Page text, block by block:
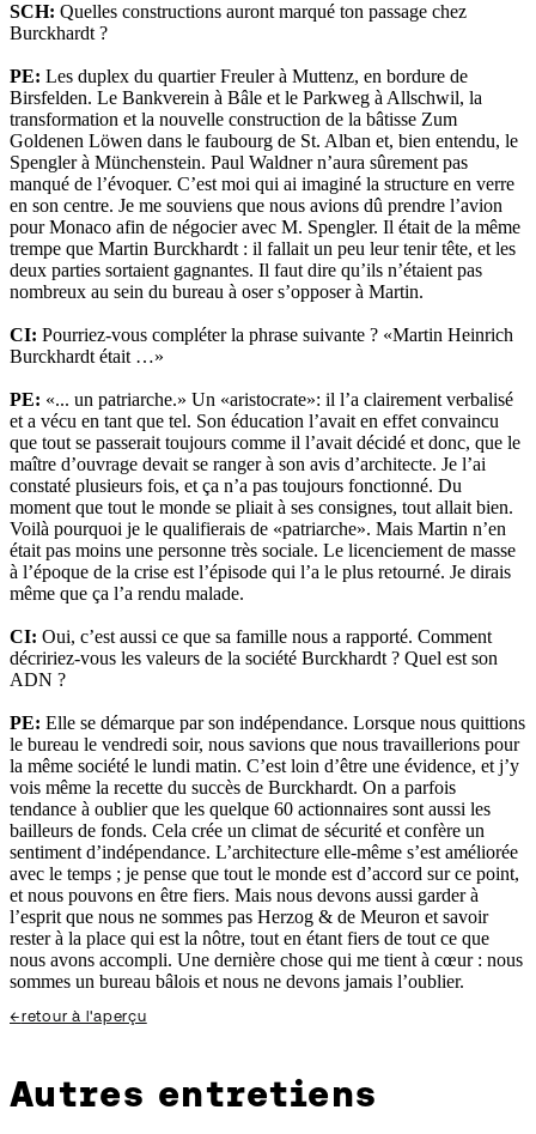
SCH: Quelles constructions auront marqué ton passage chez
Burckhardt ?
PE: Les duplex du quartier Freuler à Muttenz, en bordure de
Birsfelden. Le Bankverein à Bâle et le Parkweg à Allschwil, la
transformation et la nouvelle construction de la bâtisse Zum
Goldenen Löwen dans le faubourg de St. Alban et, bien entendu, le
Spengler à Münchenstein. Paul Waldner n’aura sûrement pas
manqué de l’évoquer. C’est moi qui ai imaginé la structure en verre
en son centre. Je me souviens que nous avions dû prendre l’avion
pour Monaco afin de négocier avec M. Spengler. Il était de la même
trempe que Martin Burckhardt : il fallait un peu leur tenir tête, et les
deux parties sortaient gagnantes. Il faut dire qu’ils n’étaient pas
nombreux au sein du bureau à oser s’opposer à Martin.
CI: Pourriez-vous compléter la phrase suivante ? «Martin Heinrich
Burckhardt était …»
PE: «... un patriarche.» Un «aristocrate»: il l’a clairement verbalisé
et a vécu en tant que tel. Son éducation l’avait en effet convaincu
que tout se passerait toujours comme il l’avait décidé et donc, que le
maître d’ouvrage devait se ranger à son avis d’architecte. Je l’ai
constaté plusieurs fois, et ça n’a pas toujours fonctionné. Du
moment que tout le monde se pliait à ses consignes, tout allait bien.
Voilà pourquoi je le qualifierais de «patriarche». Mais Martin n’en
était pas moins une personne très sociale. Le licenciement de masse
à l’époque de la crise est l’épisode qui l’a le plus retourné. Je dirais
même que ça l’a rendu malade.
CI: Oui, c’est aussi ce que sa famille nous a rapporté. Comment
décririez-vous les valeurs de la société Burckhardt ? Quel est son
ADN ?
PE: Elle se démarque par son indépendance. Lorsque nous quittions
le bureau le vendredi soir, nous savions que nous travaillerions pour
la même société le lundi matin. C’est loin d’être une évidence, et j’y
vois même la recette du succès de Burckhardt. On a parfois
tendance à oublier que les quelque 60 actionnaires sont aussi les
bailleurs de fonds. Cela crée un climat de sécurité et confère un
sentiment d’indépendance. L’architecture elle-même s’est améliorée
avec le temps ; je pense que tout le monde est d’accord sur ce point,
et nous pouvons en être fiers. Mais nous devons aussi garder à
l’esprit que nous ne sommes pas Herzog & de Meuron et savoir
rester à la place qui est la nôtre, tout en étant fiers de tout ce que
nous avons accompli. Une dernière chose qui me tient à cœur : nous
sommes un bureau bâlois et nous ne devons jamais l’oublier.
←retour à l'aperçu
Autres entretiens